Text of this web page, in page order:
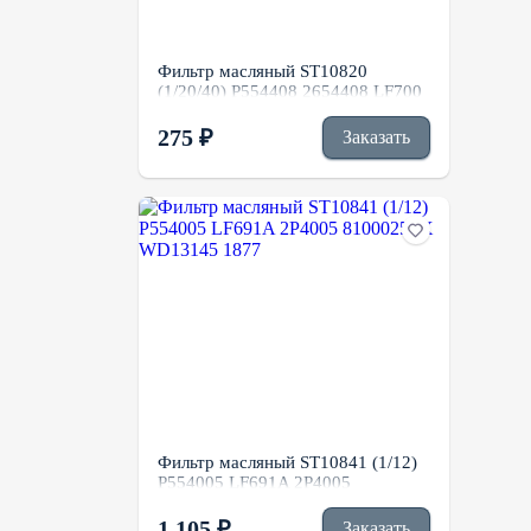
Фильтр масляный ST10820
(1/20/40) P554408 2654408 LF700
275 ₽ Заказать
Фильтр масляный ST10841 (1/12)
P554005 LF691A 2P4005